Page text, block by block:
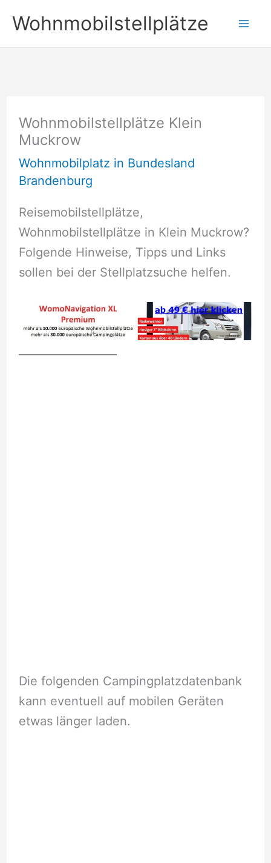
Inhalt
springen
Wohnmobilstellplätze
Wohnmobilstellplätze Klein
Muckrow
Wohnmobilplatz in Bundesland
Brandenburg
Reisemobilstellplätze,
Wohnmobilstellplätze in Klein Muckrow?
Folgende Hinweise, Tipps und Links
sollen bei der Stellplatzsuche helfen.
Die folgenden Campingplatzdatenbank
kann eventuell auf mobilen Geräten
etwas länger laden.